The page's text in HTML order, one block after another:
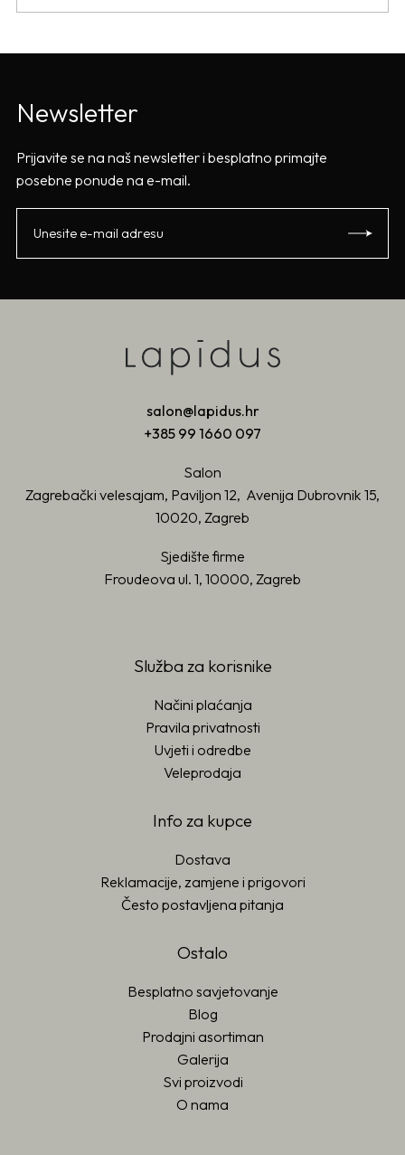
Newsletter
Prijavite se na naš newsletter i besplatno primajte
posebne ponude na e-mail.
salon@lapidus.hr
+385 99 1660 097
Salon
Zagrebački velesajam, Paviljon 12, Avenija Dubrovnik 15,
10020, Zagreb
Sjedište firme
Froudeova ul. 1, 10000, Zagreb
Služba za korisnike
Načini plaćanja
Pravila privatnosti
Uvjeti i odredbe
Veleprodaja
Info za kupce
Dostava
Reklamacije, zamjene i prigovori
Često postavljena pitanja
Ostalo
Besplatno savjetovanje
Blog
Prodajni asortiman
Galerija
Svi proizvodi
O nama